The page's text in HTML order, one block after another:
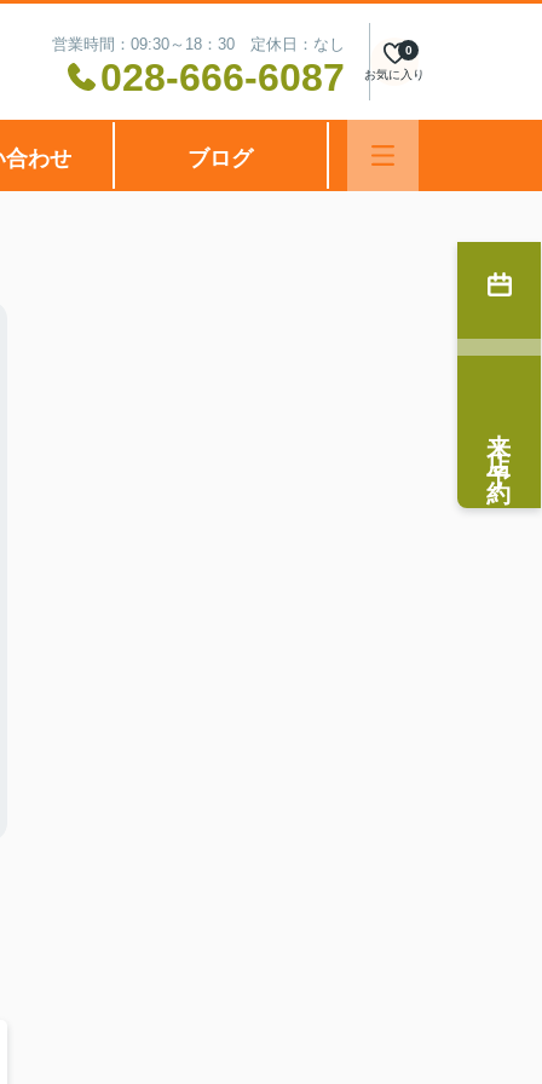
営業時間：09:30～18：30 定休日：なし
028-666-6087 お気に入り
0
合わせ ブログ
来店予約